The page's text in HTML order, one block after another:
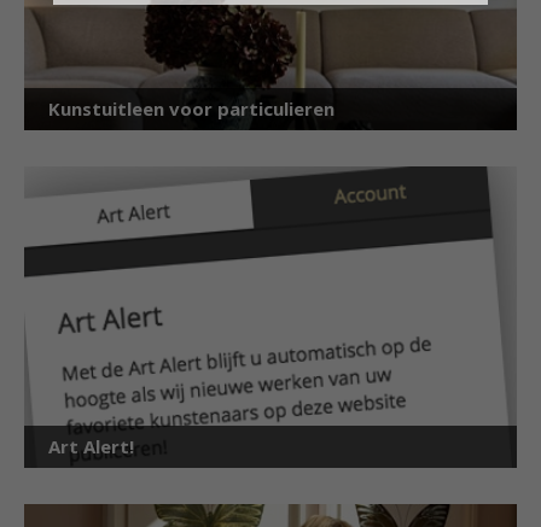
Kunstuitleen voor particulieren
Art Alert!